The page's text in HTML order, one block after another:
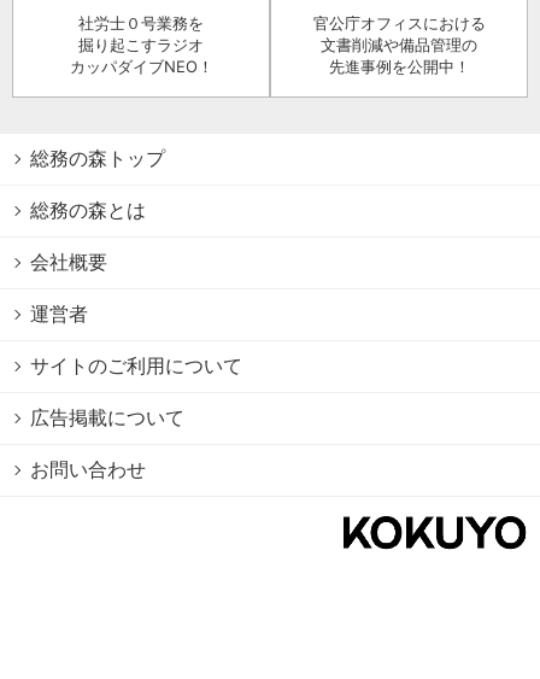
社労士０号業務を
掘り起こすラジオ
カッパダイブNEO！
官公庁オフィスにおける
文書削減や備品管理の
先進事例を公開中！
総務の森トップ
総務の森とは
会社概要
運営者
サイトのご利用について
広告掲載について
お問い合わせ